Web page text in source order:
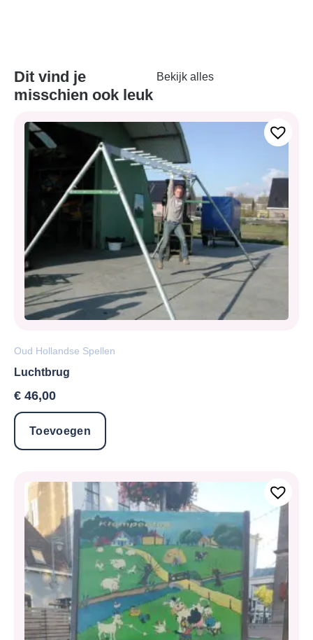
Dit vind je
misschien ook leuk
Bekijk alles
Oud Hollandse Spellen
Luchtbrug
€ 46,00
Toevoegen